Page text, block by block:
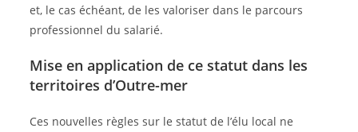
et, le cas échéant, de les valoriser dans le parcours
professionnel du salarié.
Mise en application de ce statut dans les
territoires d’Outre-mer
Ces nouvelles règles sur le statut de l’élu local ne